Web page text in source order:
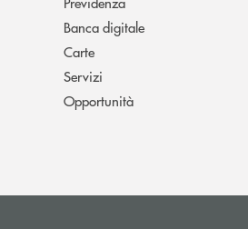
Banca digitale
Carte
Servizi
Opportunità